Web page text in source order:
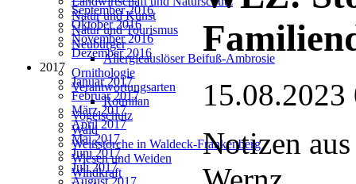
Natur und Kunst
Natur und Tourismus
Neubürger
Allergieauslöser Beifuß-Ambrosie
Ornithologie
Verantwortungsarten
Rotmilan
Vogelschutz
Wald
Weißstörche in Waldeck-Frankenberg
Wiesen und Weiden
Windkraft
September 2016
Oktober 2016
November 2016
Dezember 2016
2017
Januar 2017
Februar 2017
März 2017
April 2017
Mai 2017
Juni 2017
Juli 2017
August 2017
15.08.2023
Notizen